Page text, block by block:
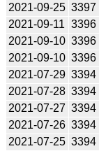
2021-09-25 3397
2021-09-11 3396
2021-09-10 3396
2021-09-10 3396
2021-07-29 3394
2021-07-28 3394
2021-07-27 3394
2021-07-26 3394
2021-07-25 3394